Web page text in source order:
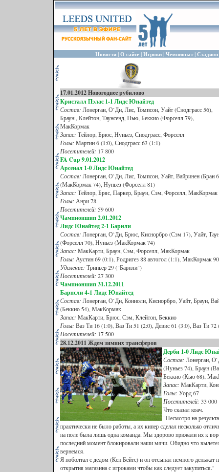
Новости | О сайте| Игроки| Чемпионат| Стадион
17.01.2012 Новогоднее рубилово
Кристалл Пэлас 1-1 Лидс Юнайтед
Состав: Лонерган, О`Ди, Лис, Томпсон, Уайт (Снодграсс 56),
Браун , Клейтон, Таунсенд, Пью, Беккио (Форселл 79),
МакКормак
Запас: Тейлор, Брюс, Нуньез, Снодграсс, Форселл
Голы: Мартин 6 (1:0), Снодграсс 63 (1:1)
Посетителей: 17 800
FA Cup 9.01.2012
Арсенал 1-0 Лидс Юнайтед
Состав: Лонерган, О`Ди, Лис, Томпсон, Уайт, Вайринен (Бран
(МакКормак 74), Нуньез (Форселл 81)
Запас: Тейлор, Бряс, Паркер, Браун, Сэм, Форселл, МакКормак
Голы: Анри 78
Посетителей: 59 600
Чампионшип 2.01.2012
Лидс Юнайтед 2-1 Барнли
Состав: Лонерган, О`Ди, Брюс, Киснорбро (Сэм 17), Уайт,
(Форселл 70), Нуньез (МакКормак 74)
Запас: МакКарти, Браун, Сэм, Форселл, МакКормак
Голы: Аустин 69 (0:1), Родригез 88 автогол (1:1), МакКормак
Удаление: Трипьер 29 ("Барнли")
Посетителей: 27 300
Чампионшип 31.12.2011
Барнсли 4-1 Лидс Юнайтед
Состав: Лонерган, О`Ди, Конноли, Киснорбро, Уайт, Браун,
(Беккио 54), МакКормак
Запас: МакКарти, Брюс, Сэм, Клейтон, Беккио
Голы: Ваз Ти 16 (1:0), Ваз Ти 51 (2:0), Девис 61 (3:0), Ваз Ти 72
Посетителей: 17 500
28.12.2011 Ждем зимних трансферов
Дерби 1-0 Лидс
Состав: Лонерган,
(Нуньез 74), Браун
Беккио (Кью 68),
Запас: МакКарти,
Голы: Уорд 67
Посетителей: 33 000
Что сказал коач.
"Несмотря на
практически не было работы, а их кипер сделал несколько
на поле была лишь одна команда. Мы здорово прижали их к
последний момент блокировали наши мячи. Обидно что
вернемся.
Я поболтал с дедом (Кен Бейтс) и он отсыпал немного деньжат
открытия магазина с игроками чтобы как следует закупиться."